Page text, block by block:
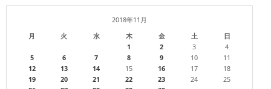
2018年11月
月
火 水 木 金 土 日
1 2 3
4
5
6 7 8 9 10
11
12
13 14 15 16 17
18
19
20 21 22 23 24
25